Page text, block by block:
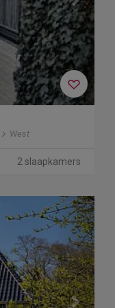
West
2 slaapkamers
Next